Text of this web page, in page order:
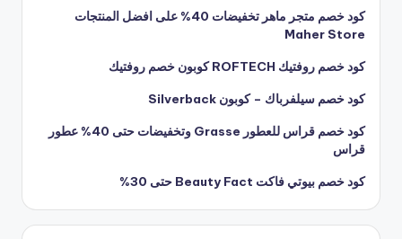
كود خصم متجر ماهر تخفيضات 40% على افضل المنتجات
Maher Store
كود خصم روفتيك ROFTECH كوبون خصم روفتيك
كود خصم سيلفرباك – كوبون Silverback
كود خصم قراس للعطور Grasse وتخفيضات حتى 40% عطور
قراس
كود خصم بيوتي فاكت Beauty Fact حتى 30%